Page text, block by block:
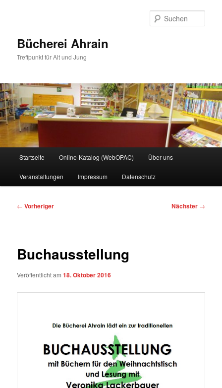
Bücherei Ahrain
Treffpunkt für Alt und Jung
Startseite Online-Katalog (WebOPAC) Über uns
Veranstaltungen Impressum Datenschutz
Beitragsnavigation
← Vorheriger Nächster →
Buchausstellung
Veröffentlicht am18. Oktober 2016